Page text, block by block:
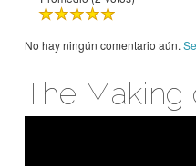
Monasterio de
Boltaña 1
No hay ningún comentario aún.
The Making